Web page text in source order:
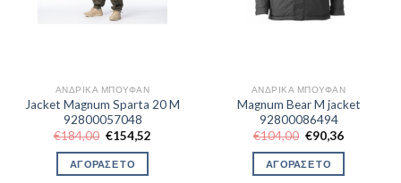
ΑΝΔΡΙΚΆ ΜΠΟΥΦΆΝ
Jacket Magnum Sparta 20 M
92800057048
€184,00 Original
was:
€184,00.
€154,52
ΑΓΟΡΑΣΕ ΤΟ
ΑΝΔΡΙΚΆ ΜΠΟΥΦΆΝ
Magnum Bear M jacket
92800086494
€104,00 Original
price
was:
€104,00.
€90,36Η
ΑΓΟΡΑΣΕ ΤΟ